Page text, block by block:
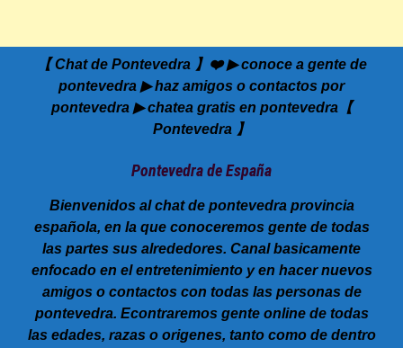
【 Chat de Pontevedra 】❤️ ▶ conoce a gente de
pontevedra ▶ haz amigos o contactos por
pontevedra ▶ chatea gratis en pontevedra【
Pontevedra 】
Pontevedra de España
Bienvenidos al chat de pontevedra provincia
española, en la que conoceremos gente de todas
las partes sus alrededores. Canal basicamente
enfocado en el entretenimiento y en hacer nuevos
amigos o contactos con todas las personas de
pontevedra. Econtraremos gente online de todas
las edades, razas o origenes, tanto como de dentro